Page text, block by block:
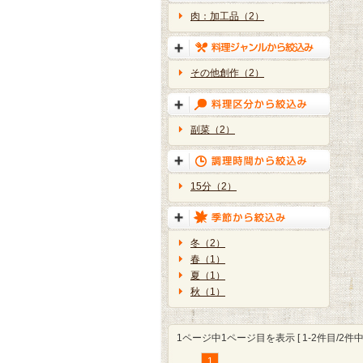
肉：加工品（2）
その他創作（2）
副菜（2）
15分（2）
冬（2）
春（1）
夏（1）
秋（1）
1ページ中1ページ目を表示 [ 1-2件目/2件